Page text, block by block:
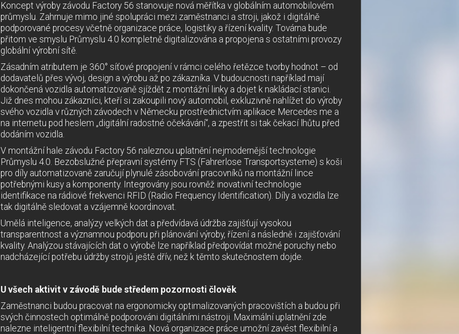
Koncept výroby závodu Factory 56 stanovuje nová měřítka v globálním automobilovém
průmyslu. Zahrnuje mimo jiné spolupráci mezi zaměstnanci a stroji, jakož i digitálně
podporované procesy včetně organizace práce, logistiky a řízení kvality. Továrna bude
přitom ve smyslu Průmyslu 4.0 kompletně digitalizována a propojena s ostatními provozy
globální výrobní sítě.
Zásadním atributem je 360° síťové propojení v rámci celého řetězce tvorby hodnot – od
dodavatelů přes vývoj, design a výrobu až po zákazníka. V budoucnosti například mají
dokončená vozidla automatizovaně sjíždět z montážní linky a dojet k nakládací stanici.
Již dnes mohou zákazníci, kteří si zakoupili nový automobil, exkluzivně nahlížet do výroby
svého vozidla v různých závodech v Německu prostřednictvím aplikace Mercedes me a
na internetu pod heslem „digitální radostné očekávání“, a zpestřit si tak čekací lhůtu před
dodáním vozidla.
V montážní hale závodu Factory 56 naleznou uplatnění nejmodernější technologie
Průmyslu 4.0. Bezobslužné přepravní systémy FTS (Fahrerlose Transportsysteme) s koši
pro díly automatizovaně zaručují plynulé zásobování pracovníků na montážní lince
potřebnými kusy a komponenty. Integrovány jsou rovněž inovativní technologie
identifikace na rádiové frekvenci RFID (Radio Frequency Identification). Díly a vozidla lze
tak digitálně sledovat a vzájemně koordinovat.
Umělá inteligence, analýzy velkých dat a předvídavá údržba zajišťují vysokou
transparentnost a významnou podporu při plánování výroby, řízení a následně i zajišťování
kvality. Analýzou stávajících dat o výrobě lze například předpovídat možné poruchy nebo
nadcházející potřebu údržby strojů ještě dřív, než k těmto skutečnostem dojde.
U všech aktivit v závodě bude středem pozornosti člověk
Zaměstnanci budou pracovat na ergonomicky optimalizovaných pracovištích a budou při
svých činnostech optimálně podporováni digitálními nástroji. Maximální uplatnění zde
nalezne inteligentní flexibilní technika. Nová organizace práce umožní zavést flexibilní a